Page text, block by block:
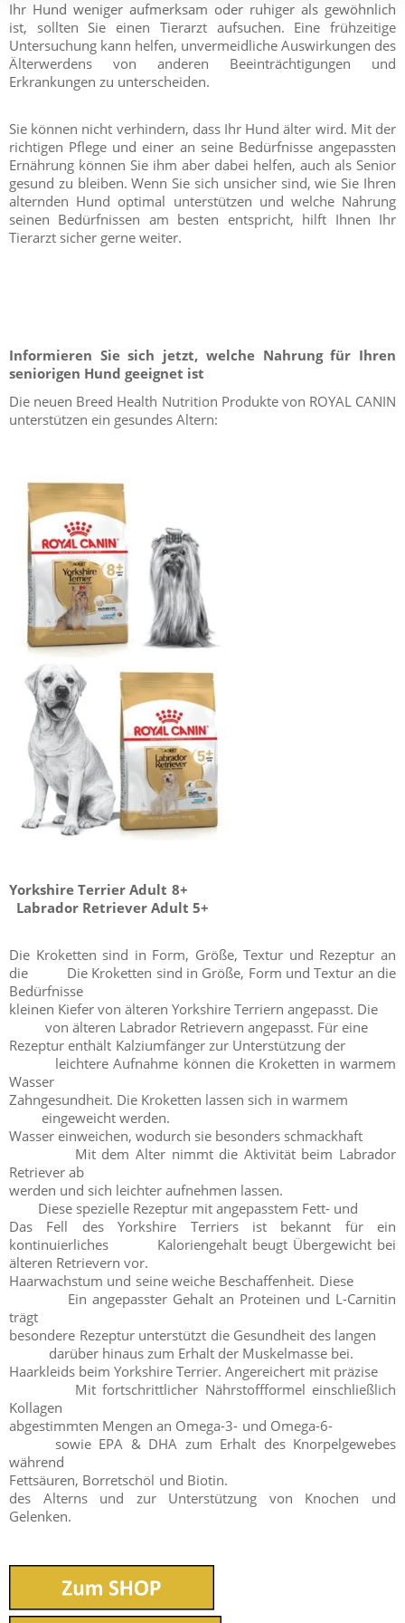
Ihr Hund weniger aufmerksam oder ruhiger als gewöhnlich
ist, sollten Sie einen Tierarzt aufsuchen. Eine frühzeitige
Untersuchung kann helfen, unvermeidliche Auswirkungen des
Älterwerdens von anderen Beeinträchtigungen und
Erkrankungen zu unterscheiden.
Sie können nicht verhindern, dass Ihr Hund älter wird. Mit der
richtigen Pflege und einer an seine Bedürfnisse angepassten
Ernährung können Sie ihm aber dabei helfen, auch als Senior
gesund zu bleiben. Wenn Sie sich unsicher sind, wie Sie Ihren
alternden Hund optimal unterstützen und welche Nahrung
seinen Bedürfnissen am besten entspricht, hilft Ihnen Ihr
Tierarzt sicher gerne weiter.
Informieren Sie sich jetzt, welche Nahrung für Ihren
seniorigen Hund geeignet ist
Die neuen Breed Health Nutrition Produkte von ROYAL CANIN
unterstützen ein gesundes Altern:
Yorkshire Terrier Adult 8+
Labrador Retriever Adult 5+
Die Kroketten sind in Form, Größe, Textur und Rezeptur an
die Die Kroketten sind in Größe, Form und Textur an die
Bedürfnisse
kleinen Kiefer von älteren Yorkshire Terriern angepasst. Die
von älteren Labrador Retrievern angepasst. Für eine
Rezeptur enthält Kalziumfänger zur Unterstützung der
leichtere Aufnahme können die Kroketten in warmem
Wasser
Zahngesundheit. Die Kroketten lassen sich in warmem
eingeweicht werden.
Wasser einweichen, wodurch sie besonders schmackhaft
Mit dem Alter nimmt die Aktivität beim Labrador
Retriever ab
werden und sich leichter aufnehmen lassen.
Diese spezielle Rezeptur mit angepasstem Fett- und
Das Fell des Yorkshire Terriers ist bekannt für ein
kontinuierliches Kaloriengehalt beugt Übergewicht bei
älteren Retrievern vor.
Haarwachstum und seine weiche Beschaffenheit. Diese
Ein angepasster Gehalt an Proteinen und L-Carnitin
trägt
besondere Rezeptur unterstützt die Gesundheit des langen
darüber hinaus zum Erhalt der Muskelmasse bei.
Haarkleids beim Yorkshire Terrier. Angereichert mit präzise
Mit fortschrittlicher Nährstoffformel einschließlich
Kollagen
abgestimmten Mengen an Omega-3- und Omega-6-
sowie EPA & DHA zum Erhalt des Knorpelgewebes
während
Fettsäuren, Borretschöl und Biotin.
des Alterns und zur Unterstützung von Knochen und
Gelenken.